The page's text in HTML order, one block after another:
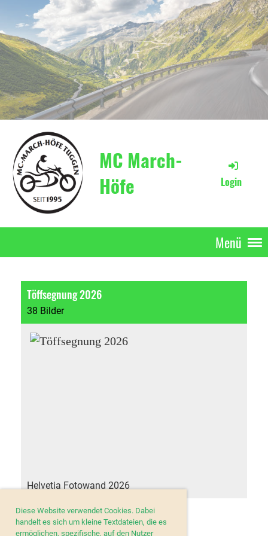
Diese Website verwendet Cookies. Dabei
handelt es sich um kleine Textdateien, die es
ermöglichen, spezifische, auf den Nutzer
MC March-
Höfe
Login
Menü
Töffsegnung 2026
38 Bilder
Helvetia Fotowand 2026